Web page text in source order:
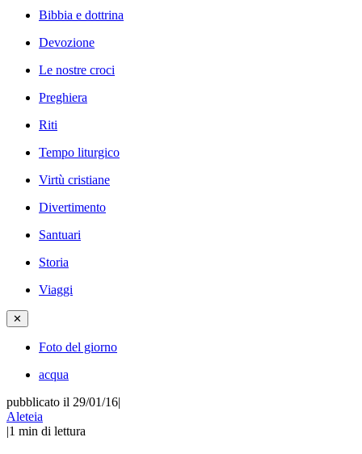
Bibbia e dottrina
Devozione
Le nostre croci
Preghiera
Riti
Tempo liturgico
Virtù cristiane
Divertimento
Santuari
Storia
Viaggi
✕
Foto del giorno
acqua
pubblicato il 29/01/16|
Aleteia
|1 min di lettura